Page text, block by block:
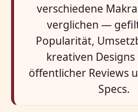
verschiedene
verglichen —
Popularität,
kreativen Designs
öffentlicher Reviews
Specs.